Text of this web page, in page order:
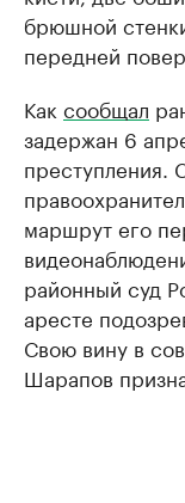
брюшной
передней
Как сообщал
задержан 6
преступления.
маршрут его
районный суд
аресте
Свою вину в
Шарапов